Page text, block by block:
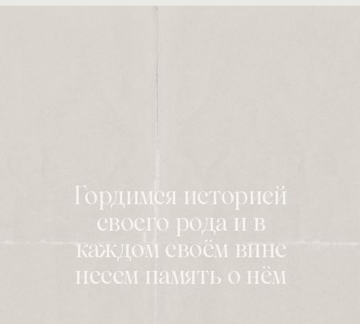
Гордимся историей
своего рода и в
каждом своём вине
несем память о нём